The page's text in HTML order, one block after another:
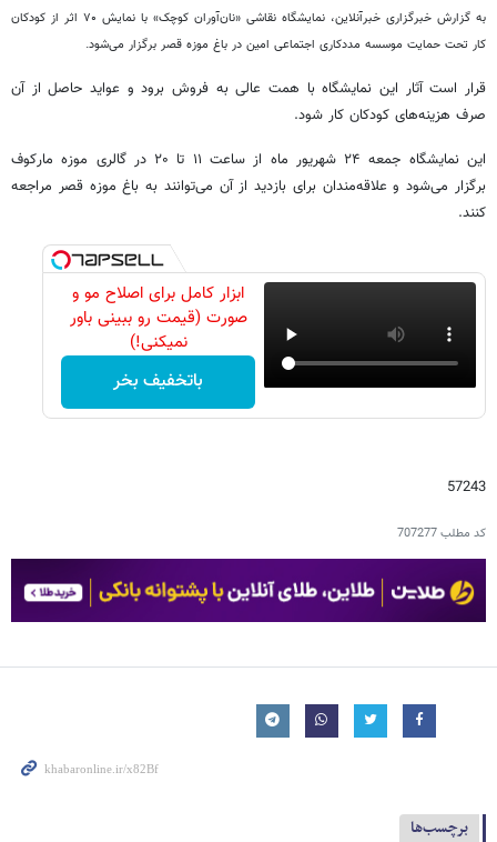
به گزارش خبرگزاری خبرآنلاین
، نمایشگاه نقاشی «نان‌آوران کوچک» با نمایش ۷۰ اثر از کودکان
کار تحت حمایت موسسه مددکاری اجتماعی امین در باغ موزه قصر برگزار می‌شود.
قرار است آثار این نمایشگاه با همت عالی به فروش برود و عواید حاصل از آن
صرف هزینه‌های کودکان کار شود.
این نمایشگاه جمعه ۲۴ شهریور ماه از ساعت ۱۱ تا ۲۰ در گالری موزه مارکوف
برگزار می‌‌شود و علاقه‌مندان برای بازدید از آن می‌توانند به باغ موزه قصر مراجعه
کنند.
ابزار کامل برای اصلاح مو و
صورت (قیمت رو ببینی باور
نمیکنی!)
باتخفیف بخر
57243
کد مطلب707277
برچسب‌ها